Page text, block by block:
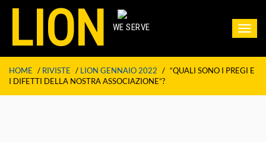
LION WE SERVE
HOME / RIVISTE / LION GENNAIO 2022 / “QUALI SONO I PREGI E
I DIFETTI DELLA NOSTRA ASSOCIAZIONE”?